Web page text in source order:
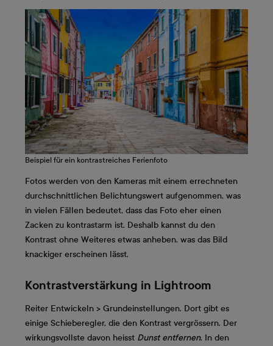
Beispiel für ein kontrastreiches Ferienfoto
Fotos werden von den Kameras mit einem errechneten
durchschnittlichen Belichtungswert aufgenommen, was
in vielen Fällen bedeutet, dass das Foto eher einen
Zacken zu kontrastarm ist. Deshalb kannst du den
Kontrast ohne Weiteres etwas anheben, was das Bild
knackiger ­erscheinen lässt.
Kontrastverstärkung in Lightroom
Reiter Entwickeln > Grundeinstellungen. Dort gibt es
einige Schieberegler, die den Kontrast vergrössern. Der
wirkungsvollste davon heisst Dunst entfernen. In den